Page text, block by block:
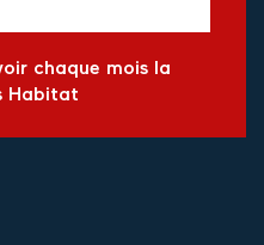
chaque mois la
Habitat